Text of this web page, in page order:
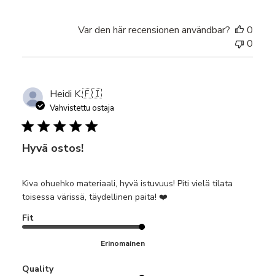
Var den här recensionen användbar?
0
0
Heidi K.🇫🇮
Vahvistettu ostaja
Hyvä ostos!
Kiva ohuehko materiaali, hyvä istuvuus! Piti vielä tilata
toisessa värissä, täydellinen paita! ❤️
Fit
Erinomainen
Quality